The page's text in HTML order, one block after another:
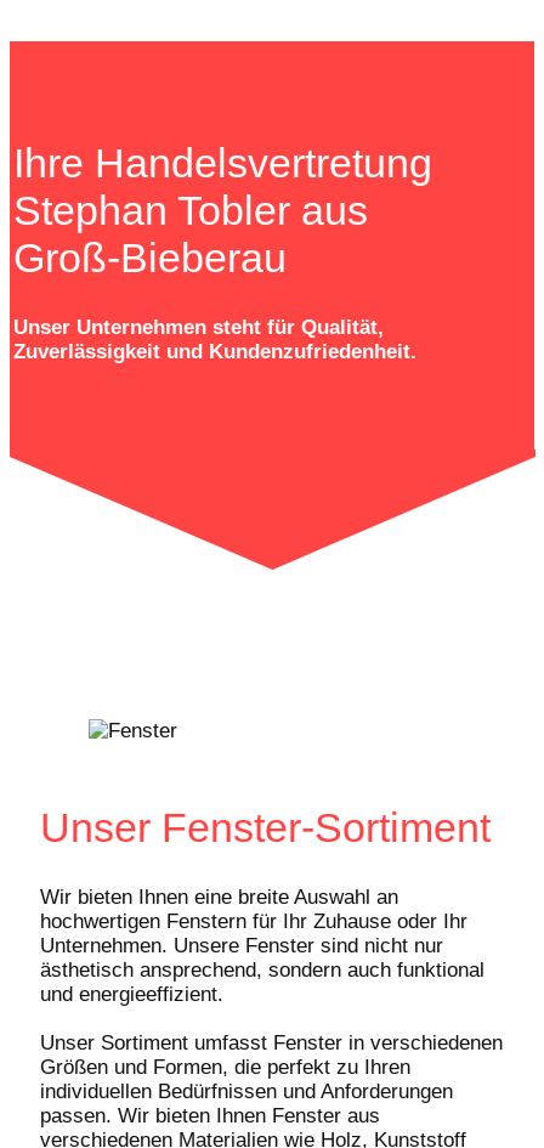
Ihre Handelsvertretung
Stephan Tobler aus
Groß-Bieberau
Unser Unternehmen steht für Qualität,
Zuverlässigkeit und Kundenzufriedenheit.
Unser Fenster-Sortiment
Wir bieten Ihnen eine breite Auswahl an
hochwertigen Fenstern für Ihr Zuhause oder Ihr
Unternehmen. Unsere Fenster sind nicht nur
ästhetisch ansprechend, sondern auch funktional
und energieeffizient.
Unser Sortiment umfasst Fenster in verschiedenen
Größen und Formen, die perfekt zu Ihren
individuellen Bedürfnissen und Anforderungen
passen. Wir bieten Ihnen Fenster aus
verschiedenen Materialien wie Holz, Kunststoff